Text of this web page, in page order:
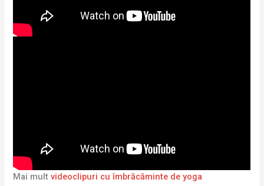
Mai multvideoclipuri cu îmbrăcăminte de yoga